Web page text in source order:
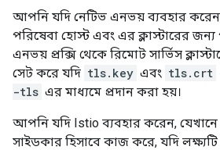
আপনি যদি নেটিভ এনভয় ব্যবহার করেন,
পরিষেবা হোস্ট এবং এর ক্লাস্টারের
এনভয় প্রক্সি থেকে রিমোট সার্ভিস
সেট করে যদি tls.key এবং tls.crt
-tls এর মাধ্যমে প্রদান করা হয়।
আপনি যদি Istio ব্যবহার করেন,
সাইডকার হিসাবে কাজ করে, যদি লক্ষ্যটি